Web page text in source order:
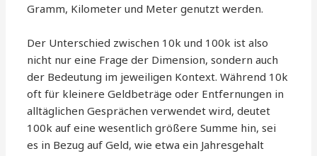
Gramm, Kilometer und Meter genutzt werden.
Der Unterschied zwischen 10k und 100k ist also
nicht nur eine Frage der Dimension, sondern auch
der Bedeutung im jeweiligen Kontext. Während 10k
oft für kleinere Geldbeträge oder Entfernungen in
alltäglichen Gesprächen verwendet wird, deutet
100k auf eine wesentlich größere Summe hin, sei
es in Bezug auf Geld, wie etwa ein Jahresgehalt